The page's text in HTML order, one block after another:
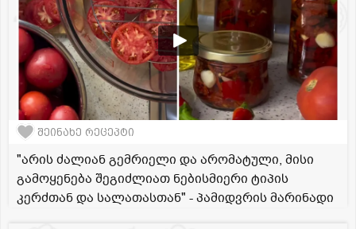
შეინახე რეცეპტი
"არის ძალიან გემრიელი და არომატული, მისი
გამოყენება შეგიძლიათ ნებისმიერი ტიპის
კერძთან და სალათასთან" - პამიდვრის მარინადი